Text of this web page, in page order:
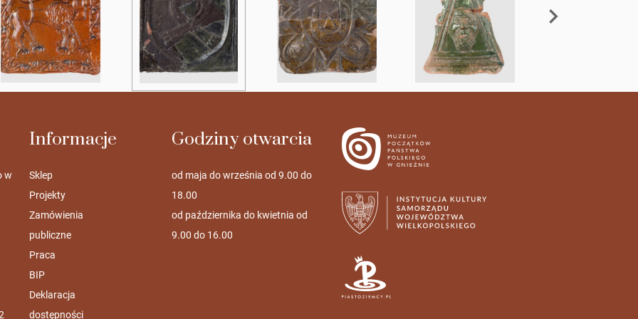
w
Informacje
Sklep
Projekty
Zamówienia
publiczne
Praca
BIP
Deklaracja
dostępności
Godziny otwarcia
od maja do września od 9.00 do
18.00
od października do kwietnia od
9.00 do 16.00